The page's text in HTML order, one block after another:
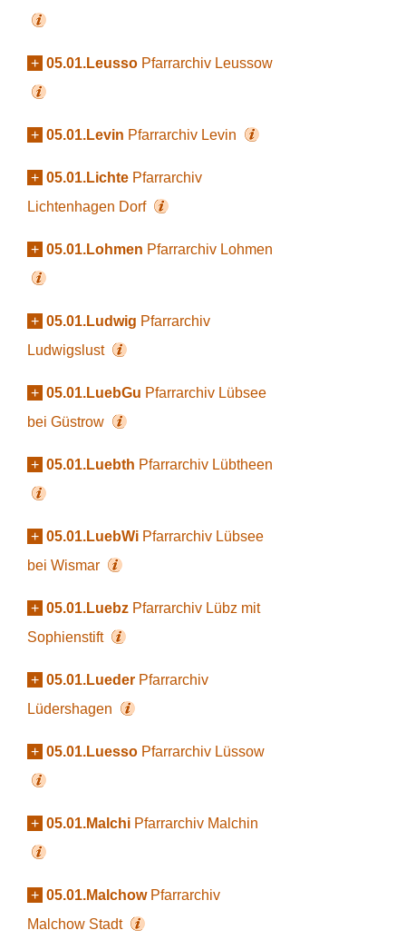
+ 05.01.Leusso Pfarrarchiv Leussow
+ 05.01.Levin Pfarrarchiv Levin
+ 05.01.Lichte Pfarrarchiv
Lichtenhagen Dorf
+ 05.01.Lohmen Pfarrarchiv Lohmen
+ 05.01.Ludwig Pfarrarchiv
Ludwigslust
+ 05.01.LuebGu Pfarrarchiv Lübsee
bei Güstrow
+ 05.01.Luebth Pfarrarchiv Lübtheen
+ 05.01.LuebWi Pfarrarchiv Lübsee
bei Wismar
+ 05.01.Luebz Pfarrarchiv Lübz mit
Sophienstift
+ 05.01.Lueder Pfarrarchiv
Lüdershagen
+ 05.01.Luesso Pfarrarchiv Lüssow
+ 05.01.Malchi Pfarrarchiv Malchin
+ 05.01.Malchow Pfarrarchiv
Malchow Stadt